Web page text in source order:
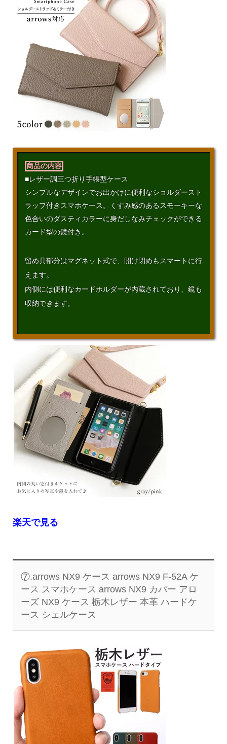
商品の内容
■レザー調三つ折り手帳型ケース
シンプルなデザインでお出かけに便利なショルダースト
ラップ付きスマホケース。くすみ感のあるスモーキーな
色合いのダスティカラーに身だしなみチェックができる
カード型の鏡付き。
留め具部分はマグネット式で、開け閉めもスマートに行
えます。
内側には便利なカードホルダーが内蔵されており、鏡も
収納できます。
楽天で見る
⑦.arrows NX9 ケース arrows NX9 F-52A ケ
ース スマホケース arrows NX9 カバー アロ
ーズ NX9 ケース 栃木レザー 本革 ハードケ
ース シェルケース